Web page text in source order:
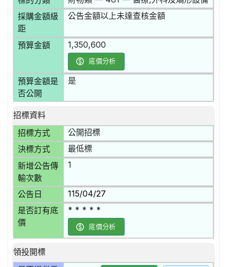
採購金額級
距
公告金額以上未達查核金額
預算金額 1,350,600
底價分析
預算金額是
否公開
是
招標資料
招標方式
公開招標
決標方式 最低標
新增公告傳
輸次數
1
公告日 115/04/27
是否訂有底
價
* * * * *
底價分析
領投開標